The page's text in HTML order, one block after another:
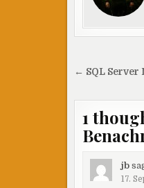
← SQL
1
jb
17.